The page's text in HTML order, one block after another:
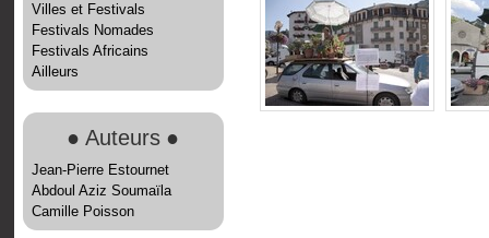
Villes et Festivals
Festivals Nomades
Festivals Africains
Ailleurs
● Auteurs ●
Jean-Pierre Estournet
Abdoul Aziz Soumaïla
Camille Poisson